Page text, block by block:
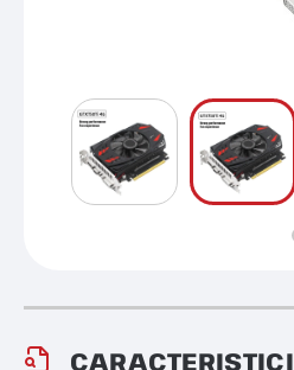
CARACTERISTICI